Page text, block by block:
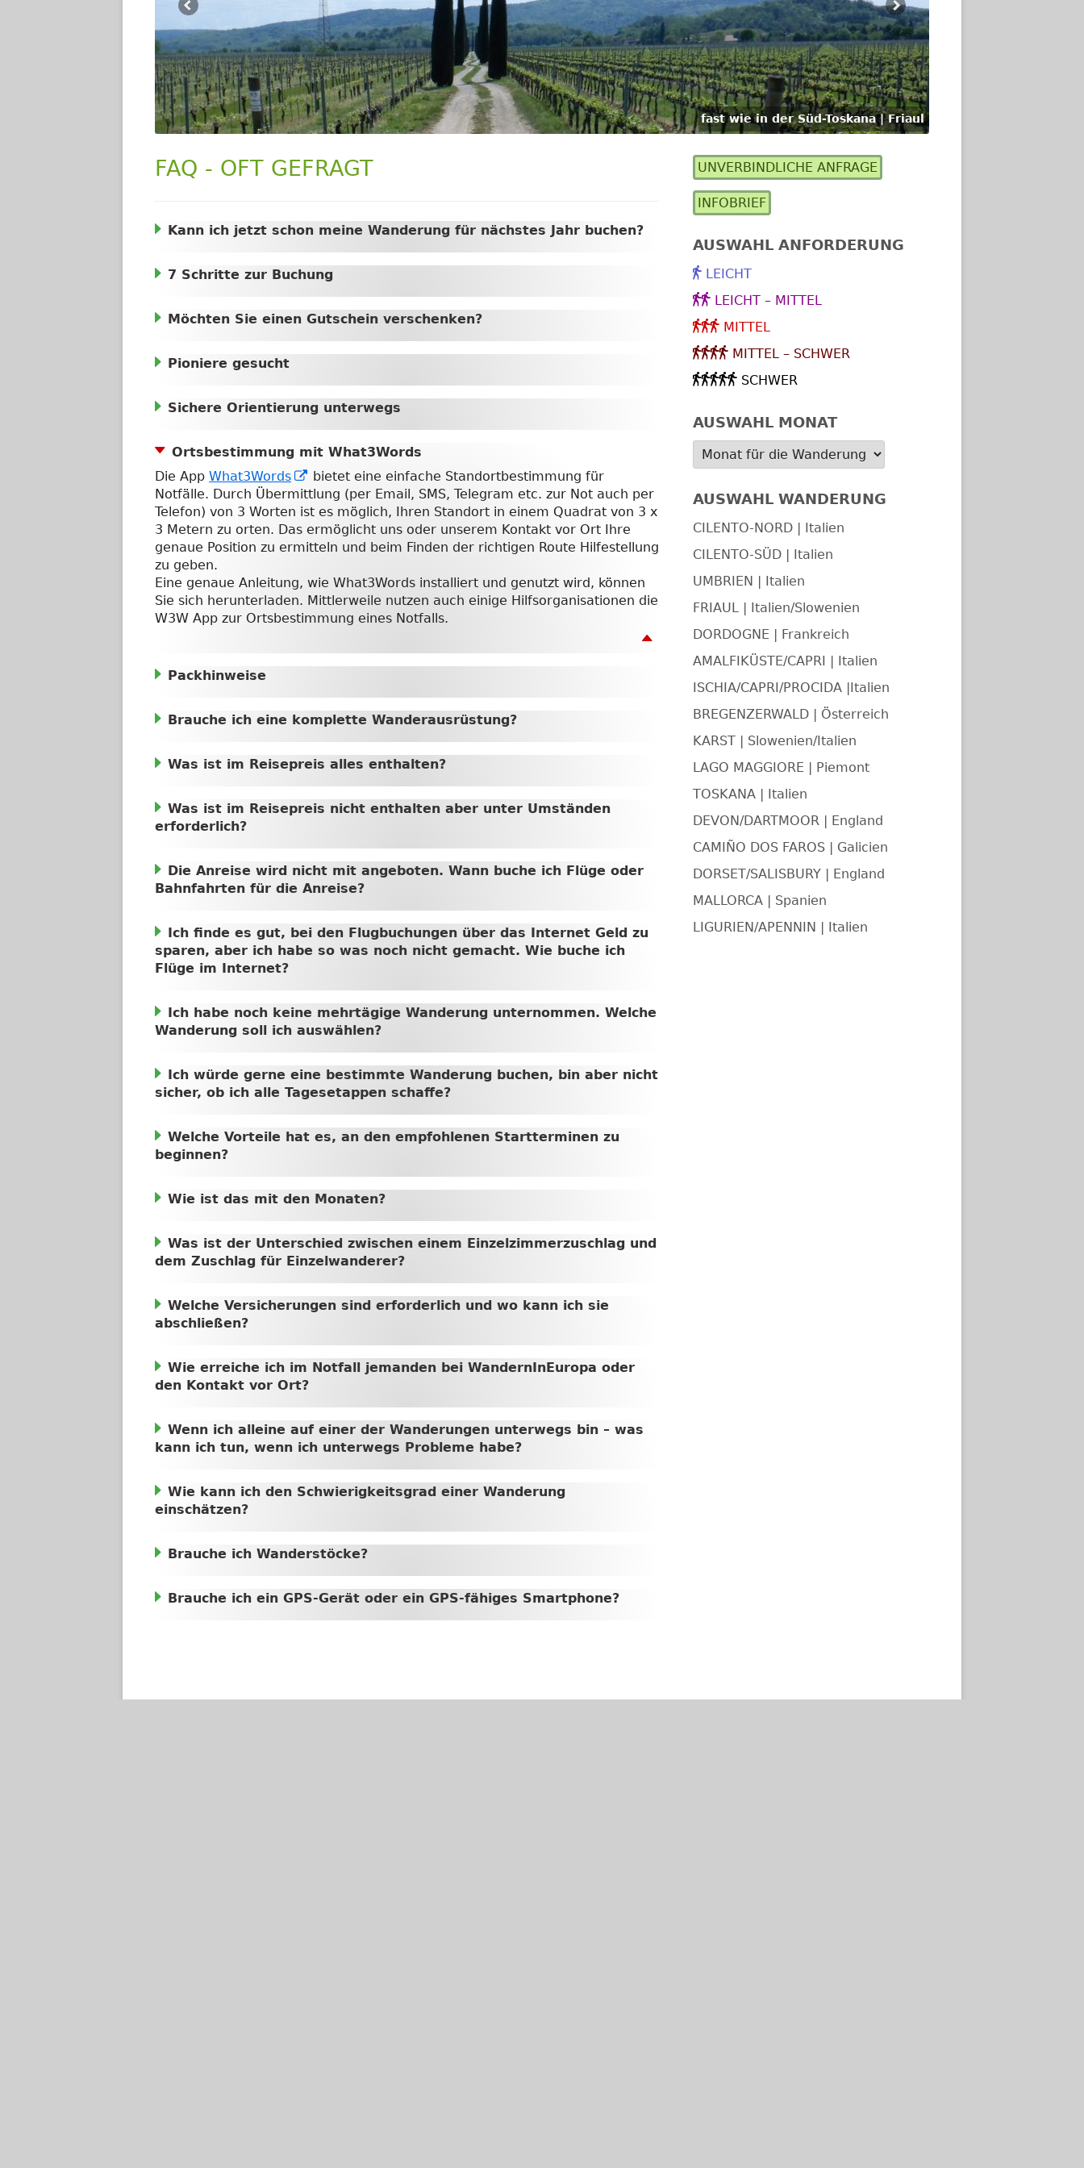
fast wie in der Süd-Toskana | Friaul
FAQ - OFT GEFRAGT
Kann ich jetzt schon meine Wanderung für nächstes Jahr buchen?
7 Schritte zur Buchung
Möchten Sie einen Gutschein verschenken?
Pioniere gesucht
Sichere Orientierung unterwegs
Ortsbestimmung mit What3Words
Die App What3Words
In
neuem
Fenster
öffnen
bietet eine einfache Standortbestimmung für
Notfälle. Durch Übermittlung (per Email, SMS, Telegram etc. zur Not auch per
Telefon) von 3 Worten ist es möglich, Ihren Standort in einem Quadrat von 3 x
3 Metern zu orten. Das ermöglicht uns oder unserem Kontakt vor Ort Ihre
genaue Position zu ermitteln und beim Finden der richtigen Route Hilfestellung
zu geben.
Eine genaue Anleitung, wie What3Words installiert und genutzt wird, können
Sie sich herunterladen. Mittlerweile nutzen auch einige Hilfsorganisationen die
W3W App zur Ortsbestimmung eines Notfalls.

Packhinweise
Brauche ich eine komplette Wanderausrüstung?
Was ist im Reisepreis alles enthalten?
Was ist im Reisepreis nicht enthalten aber unter Umständen
erforderlich?
Die Anreise wird nicht mit angeboten. Wann buche ich Flüge oder
Bahnfahrten für die Anreise?
Ich finde es gut, bei den Flugbuchungen über das Internet Geld zu
sparen, aber ich habe so was noch nicht gemacht. Wie buche ich
Flüge im Internet?
Ich habe noch keine mehrtägige Wanderung unternommen. Welche
Wanderung soll ich auswählen?
Ich würde gerne eine bestimmte Wanderung buchen, bin aber nicht
sicher, ob ich alle Tagesetappen schaffe?
Welche Vorteile hat es, an den empfohlenen Startterminen zu
beginnen?
Wie ist das mit den Monaten?
Was ist der Unterschied zwischen einem Einzelzimmerzuschlag und
dem Zuschlag für Einzelwanderer?
Welche Versicherungen sind erforderlich und wo kann ich sie
abschließen?
Wie erreiche ich im Notfall jemanden bei WandernInEuropa oder
den Kontakt vor Ort?
Wenn ich alleine auf einer der Wanderungen unterwegs bin – was
kann ich tun, wenn ich unterwegs Probleme habe?
Wie kann ich den Schwierigkeitsgrad einer Wanderung
einschätzen?
Brauche ich Wanderstöcke?
Brauche ich ein GPS-Gerät oder ein GPS-fähiges Smartphone?
Haupt-
Seitenleiste
UNVERBINDLICHE ANFRAGE
INFOBRIEF
AUSWAHL ANFORDERUNG
LEICHT
LEICHT – MITTEL
MITTEL
MITTEL – SCHWER
SCHWER
AUSWAHL MONAT
AUSWAHL WANDERUNG
CILENTO-NORD | Italien
CILENTO-SÜD | Italien
UMBRIEN | Italien
FRIAUL | Italien/Slowenien
DORDOGNE | Frankreich
AMALFIKÜSTE/CAPRI | Italien
ISCHIA/CAPRI/PROCIDA |Italien
BREGENZERWALD | Österreich
KARST | Slowenien/Italien
LAGO MAGGIORE | Piemont
TOSKANA | Italien
DEVON/DARTMOOR | England
CAMIÑO DOS FAROS | Galicien
DORSET/SALISBURY | England
MALLORCA | Spanien
LIGURIEN/APENNIN | Italien